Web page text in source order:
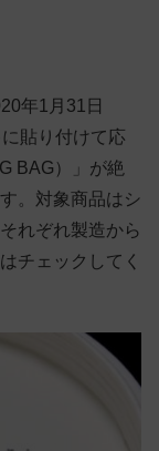
年1月31日
貼り付けて応
BAG）」が絶
。対象商品はシ
れぞれ製造から
チェックしてく